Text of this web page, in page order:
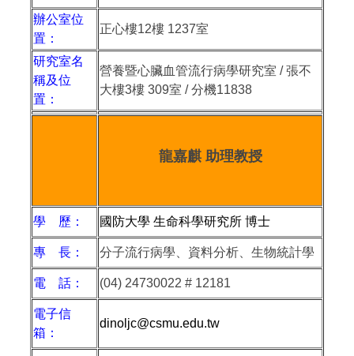
辦公室位
置：
正心樓12樓 1237室
研究室名
稱及位
置：
營養暨心臟血管流行病學研究室 / 張不
大樓3樓 309室 / 分機11838
龍嘉麒 助理教授
學 歷： 國防大學 生命科學研究所 博士
專 長： 分子流行病學、資料分析、生物統計學
電 話： (04) 24730022 # 12181
電子信
箱：
dinoljc@csmu.edu.tw